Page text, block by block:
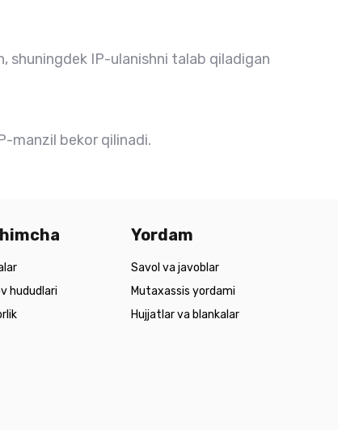
shuningdek IP-ulanishni talab qiladigan
manzil bekor qilinadi.
hududlari
Yordam
Savol va javoblar
Mutaxassis yordami
Hujjatlar va blankalar